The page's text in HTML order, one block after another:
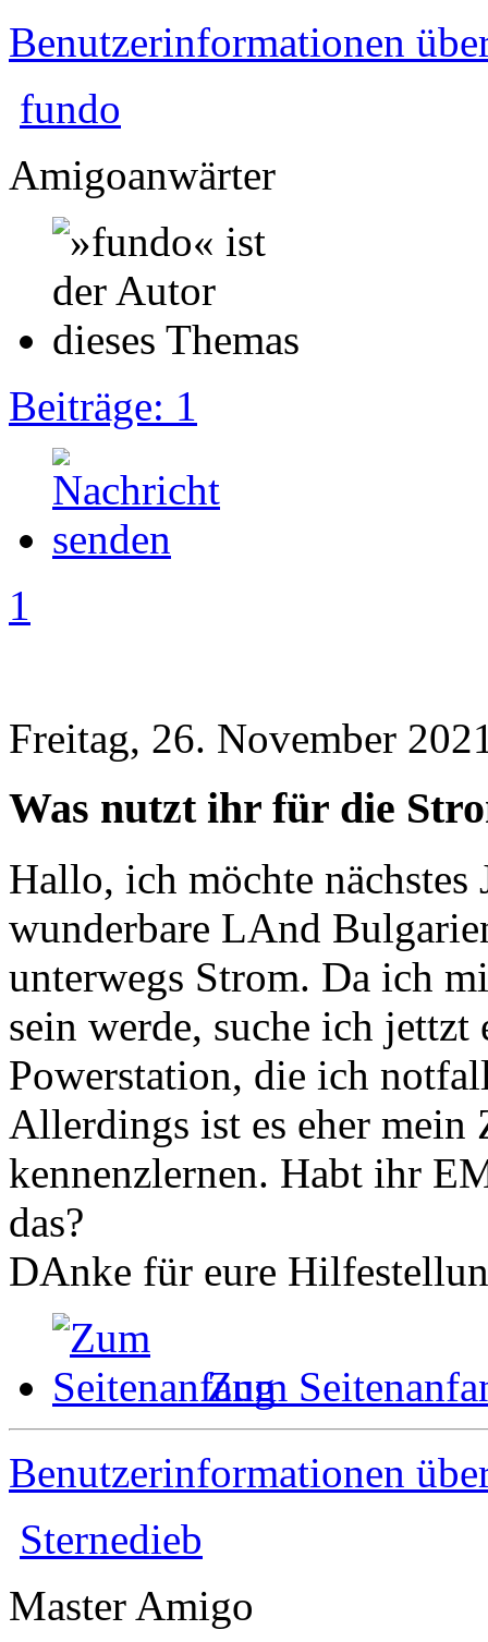
Benutzerinformationen
fundo
Amigoanwärter
Beiträge: 1
1
Freitag, 26. November
Was nutzt ihr für die
Hallo, ich möchte nächstes
wunderbare LAnd
unterwegs Strom. Da ich
sein werde, suche ich
Powerstation, die ich
Allerdings ist es eher mein
kennenzlernen. Habt ihr
das?
DAnke für eure
Zum
Benutzerinformationen
Sternedieb
Master Amigo